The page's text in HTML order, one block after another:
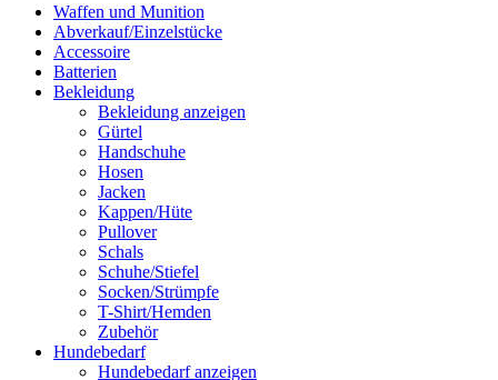
Waffen und Munition
Abverkauf/Einzelstücke
Accessoire
Batterien
Bekleidung
Bekleidung anzeigen
Gürtel
Handschuhe
Hosen
Jacken
Kappen/Hüte
Pullover
Schals
Schuhe/Stiefel
Socken/Strümpfe
T-Shirt/Hemden
Zubehör
Hundebedarf
Hundebedarf anzeigen